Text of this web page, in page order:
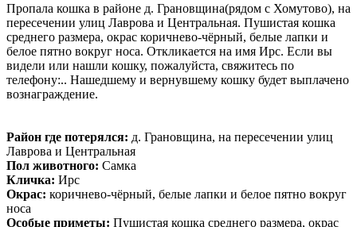
Пропала кошка в районе д. Грановщина(рядом с Хомутово), на
пересечении улиц Лаврова и Центральная. Пушистая кошка
среднего размера, окрас коричнево-чёрный, белые лапки и
белое пятно вокруг носа. Откликается на имя Ирс. Если вы
видели или нашли кошку, пожалуйста, свяжитесь по
телефону:.. Нашедшему и вернувшему кошку будет выплачено
вознаграждение.
Район где потерялся: д. Грановщина, на пересечении улиц
Лаврова и Центральная
Пол животного: Самка
Кличка: Ирс
Окрас: коричнево-чёрный, белые лапки и белое пятно вокруг
носа
Особые приметы: Пушистая кошка среднего размера, окрас